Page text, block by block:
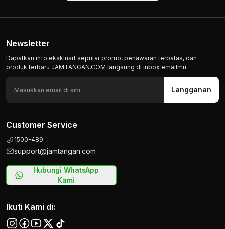
Newsletter
Dapatkan info eksklusif seputar promo, penawaran terbatas, dan
produk terbaru JAMTANGAN.COM langsung di inbox emailmu.
Langganan
Customer Service
1500-489
support@jamtangan.com
Hubungi WhatsApp
Kami
Ikuti Kami di: